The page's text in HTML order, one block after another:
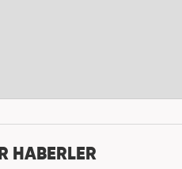
HABERLER